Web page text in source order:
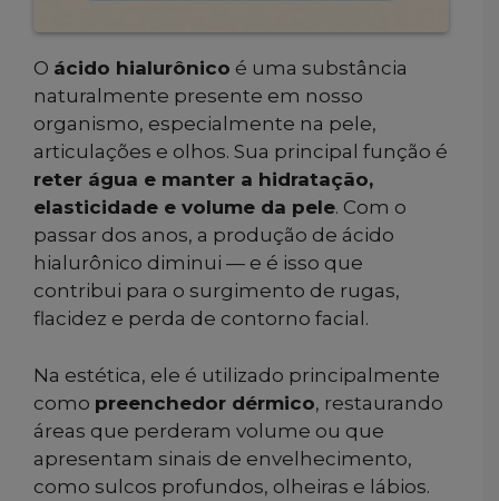
O ácido hialurônico é uma substância
naturalmente presente em nosso
organismo, especialmente na pele,
articulações e olhos. Sua principal função é
reter água e manter a hidratação,
elasticidade e volume da pele. Com o
passar dos anos, a produção de ácido
hialurônico diminui — e é isso que
contribui para o surgimento de rugas,
flacidez e perda de contorno facial.
Na estética, ele é utilizado principalmente
como preenchedor dérmico, restaurando
áreas que perderam volume ou que
apresentam sinais de envelhecimento,
como sulcos profundos, olheiras e lábios.